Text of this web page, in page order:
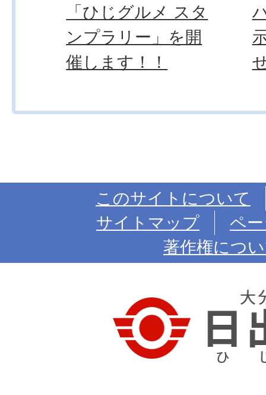
「ひじグルメ スタ
ンプラリー」を開
催します！！
このサイトについて
サイトマップ
ペ
著作権につ